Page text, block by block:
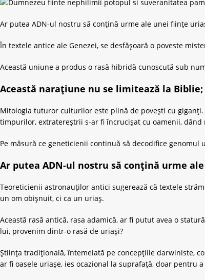
Ar putea ADN-ul nostru să conțină urme ale unei ființe
În textele antice ale Genezei, se desfășoară o poveste
Această uniune a produs o rasă hibridă cunoscută sub
Această narațiune nu se limitează la
Mitologia tuturor culturilor este plină de povești cu
timpurilor, extratereștrii s-ar fi încrucișat cu oamenii, dând
Pe măsură ce geneticienii continuă să decodifice
Ar putea ADN-ul nostru să conțină urme
Teoreticienii astronauților antici sugerează că textele
un om obișnuit, ci ca un uriaș.
Această rasă antică, rasa adamică, ar fi putut avea o
lui, provenim dintr-o rasă de uriași?
Știința tradițională, întemeiată pe concepțiile darwiniste,
ar fi oasele uriașe, ies ocazional la suprafață, doar pentru